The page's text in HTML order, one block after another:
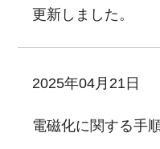
更新しました。
2025年04月21日
電磁化に関する手